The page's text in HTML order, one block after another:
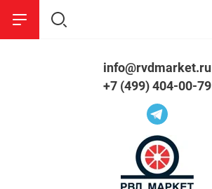
info@rvdmarket.ru
+7 (499) 404-00-79